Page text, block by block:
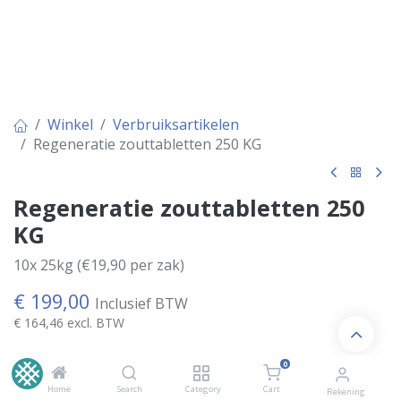
Home Search Category
0
Cart Rekening
Winkel
Verbruiksartikelen
Regeneratie zouttabletten 250 KG
Regeneratie zouttabletten 250
KG
10x 25kg (€19,90 per zak)
€ 199,00 Inclusief BTW
€ 164,46 excl. BTW
OP VOORRAAD